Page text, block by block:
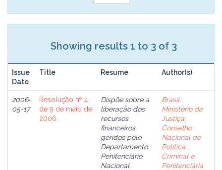
Showing results 1 to 3 of 3
Issue
Date
Title Resume Author(s)
2006-
05-17
Resolução nº 4,
de 9 de maio de
2006
Dispõe sobre a
liberação dos
recursos
financeiros
geridos pelo
Departamento
Penitenciário
Nacional.
Brasil.
Ministério da
Justiça;
Conselho
Nacional de
Política
Criminal e
Penitenciária